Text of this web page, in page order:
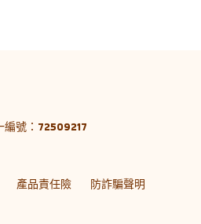
編號：72509217
產品責任險 防詐騙聲明